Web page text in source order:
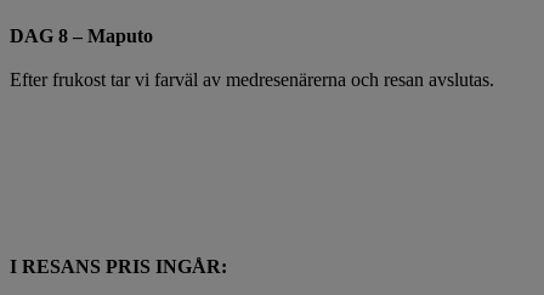
DAG 8 – Maputo
Efter frukost tar vi farväl av medresenärerna och resan avslutas.
I RESANS PRIS INGÅR: